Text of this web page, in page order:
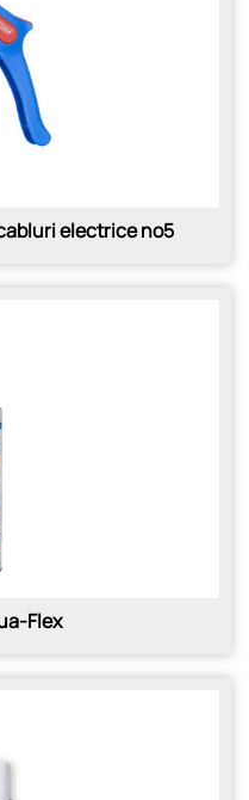
electrice no5
Flex